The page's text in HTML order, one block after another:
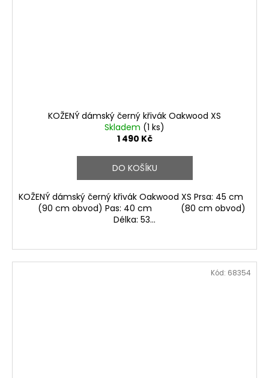
KOŽENÝ dámský černý křivák Oakwood XS
Skladem (1 ks)
1 490 Kč
DO KOŠÍKU
KOŽENÝ dámský černý křivák Oakwood XS Prsa: 45 cm
(90 cm obvod) Pas: 40 cm (80 cm obvod)
Délka: 53...
Kód: 68354